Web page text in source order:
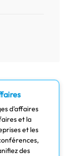
d'affaires
et la
et les
des